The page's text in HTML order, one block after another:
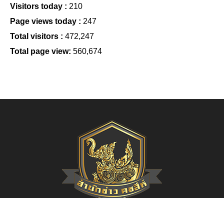
Visitors today : 210
Page views today : 247
Total visitors : 472,247
Total page view: 560,674